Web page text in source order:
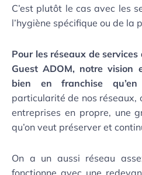
C’est plutôt le cas avec les
l’hygiène spécifique ou de la
Pour les réseaux de
Guest ADOM, notre vision
bien en franchise qu’en
particularité de nos réseaux,
entreprises en propre, une
qu’on veut préserver et
On a un aussi réseau
fonctionne avec une